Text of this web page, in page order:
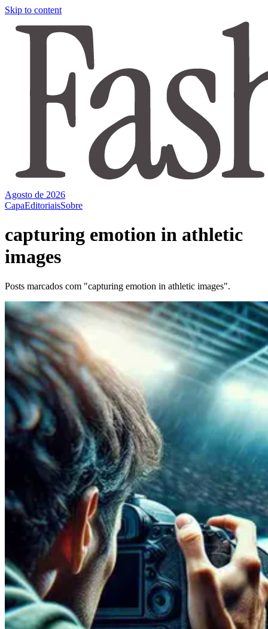
Skip to content
Agosto de 2026
CapaEditoriaisSobre
capturing emotion in athletic
images
Posts marcados com "capturing emotion in athletic images".